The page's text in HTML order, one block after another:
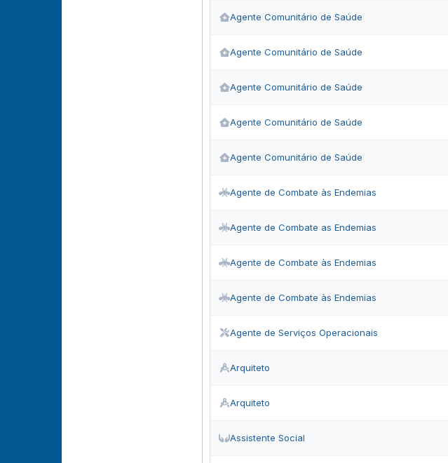
Agente Comunitário de Saúde
Agente Comunitário de Saúde
Agente Comunitário de Saúde
Agente Comunitário de Saúde
Agente Comunitário de Saúde
Agente de Combate às Endemias
Agente de Combate as Endemias
Agente de Combate às Endemias
Agente de Combate às Endemias
Agente de Serviços Operacionais
Arquiteto
Arquiteto
Assistente Social